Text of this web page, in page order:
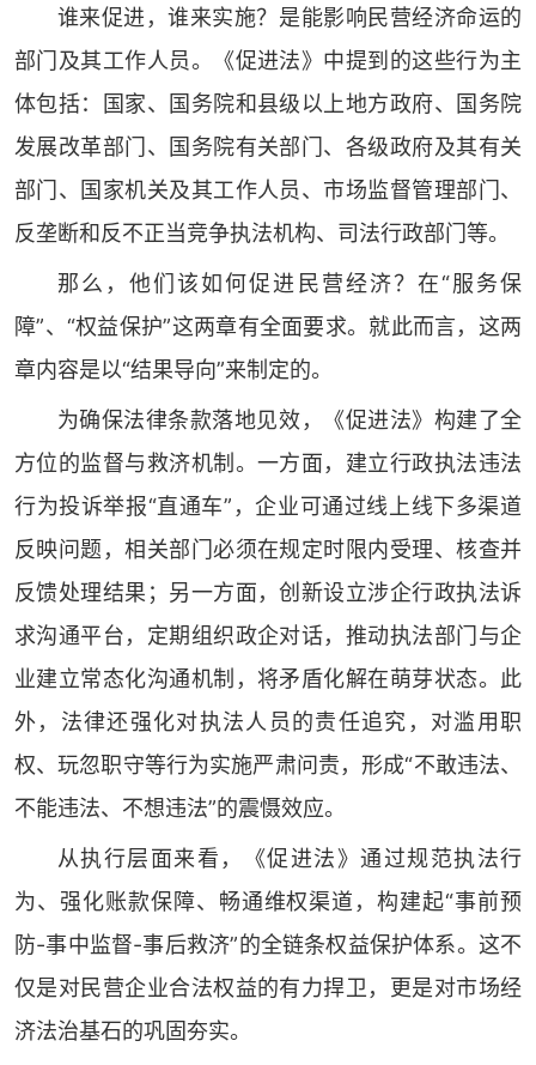
谁来促进，谁来实施？是能影响民营经济命运的
部门及其工作人员。《促进法》中提到的这些行为主
体包括：国家、国务院和县级以上地方政府、国务院
发展改革部门、国务院有关部门、各级政府及其有关
部门、国家机关及其工作人员、市场监督管理部门、
反垄断和反不正当竞争执法机构、司法行政部门等。
那么，他们该如何促进民营经济？在“服务保
障”、“权益保护”这两章有全面要求。就此而言，这两
章内容是以“结果导向”来制定的。
为确保法律条款落地见效，《促进法》构建了全
方位的监督与救济机制。一方面，建立行政执法违法
行为投诉举报“直通车”，企业可通过线上线下多渠道
反映问题，相关部门必须在规定时限内受理、核查并
反馈处理结果；另一方面，创新设立涉企行政执法诉
求沟通平台，定期组织政企对话，推动执法部门与企
业建立常态化沟通机制，将矛盾化解在萌芽状态。此
外，法律还强化对执法人员的责任追究，对滥用职
权、玩忽职守等行为实施严肃问责，形成“不敢违法、
不能违法、不想违法”的震慑效应。
从执行层面来看，《促进法》通过规范执法行
为、强化账款保障、畅通维权渠道，构建起“事前预
防-事中监督-事后救济”的全链条权益保护体系。这不
仅是对民营企业合法权益的有力捍卫，更是对市场经
济法治基石的巩固夯实。